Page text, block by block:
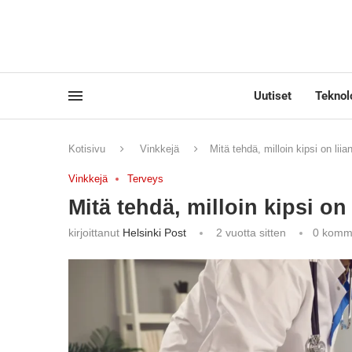
Uutiset
Kotisivu Vinkkejä Mitä tehdä, milloin kipsi on
Vinkkejä Terveys
Mitä tehdä, milloin kipsi
kirjoittanut Helsinki Post 2 vuotta sitten 0